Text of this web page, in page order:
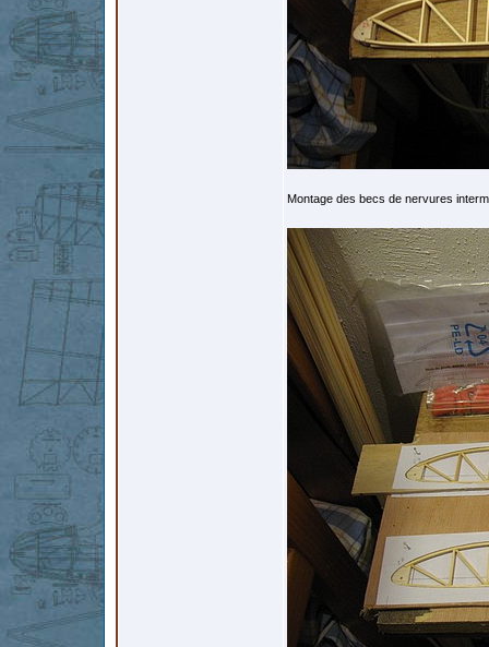
Montage des becs de nervures